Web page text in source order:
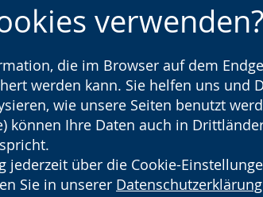
verwenden?
die im Browser auf dem
werden kann. Sie helfen uns
wie unsere Seiten benutzt
können Ihre Daten auch in
jederzeit über die Cookie-
Sie in unserer Datenschutzerklärung